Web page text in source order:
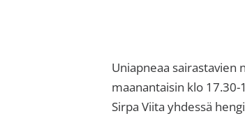
Uniapneaa sairastavien
maanantaisin klo
Sirpa Viita yhdessä